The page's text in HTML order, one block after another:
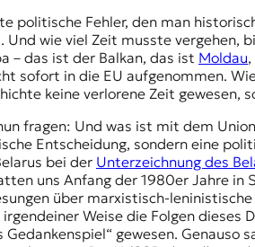
politische Fehler, den man
Und wie viel Zeit musste vergehen,
– das ist der Balkan, das ist Moldau
sofort in die EU aufgenommen.
keine verlorene Zeit gewesen,
fragen: Und was ist mit dem
Entscheidung, sondern eine
bei der Unterzeichnung des
uns Anfang der 1980er Jahre in
über marxistisch-
Weise die Folgen dieses
Gedankenspiel“ gewesen.